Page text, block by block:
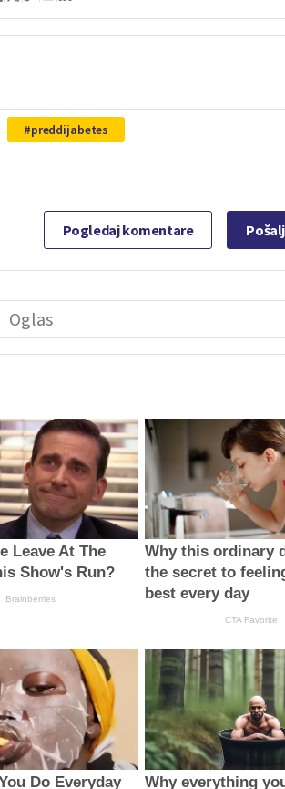
preddijabetes
Pogledaj komentare
Leave At The
Show's Run?
Brainberries
Why this ordinary
the secret to
best every day
CTA Favorite
Do Everyday Why everything